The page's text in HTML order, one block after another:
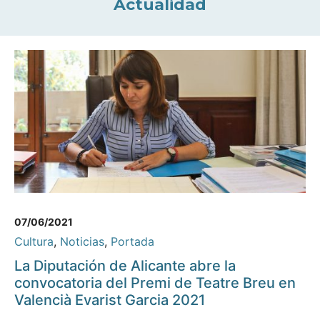
Actualidad
07/06/2021
Cultura, Noticias, Portada
La Diputación de Alicante abre la
convocatoria del Premi de Teatre Breu en
Valencià Evarist Garcia 2021